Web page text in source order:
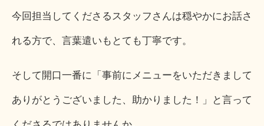
今回担当してくださるスタッフさんは穏やかにお話さ
れる方で、言葉遣いもとても丁寧です。
そして開口一番に「事前にメニューをいただきまして
ありがとうございました、助かりました！」と言って